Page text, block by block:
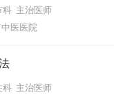
科 主治医师
中医医院
科 主治医师